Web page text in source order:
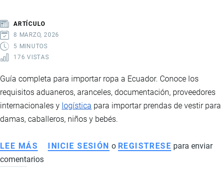
IMPUESTOS
Y
LOGÍSTICA
ARTÍCULO
8 MARZO, 2026
5 MINUTOS
176 VISTAS
Guía completa para importar ropa a Ecuador. Conoce los
requisitos aduaneros, aranceles, documentación, proveedores
internacionales y logística para importar prendas de vestir para
damas, caballeros, niños y bebés.
LEE MÁS SOBRE
IMPORTACIÓN
INICIE SESIÓN o REGISTRESE para enviar
comentarios